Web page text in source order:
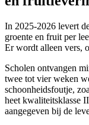
In 2025-2026 levert
groente en fruit per
Er wordt alleen vers,
Scholen ontvangen
twee tot vier weken
schoonheidsfoutje,
heet kwaliteitsklasse
aangegeven bij de